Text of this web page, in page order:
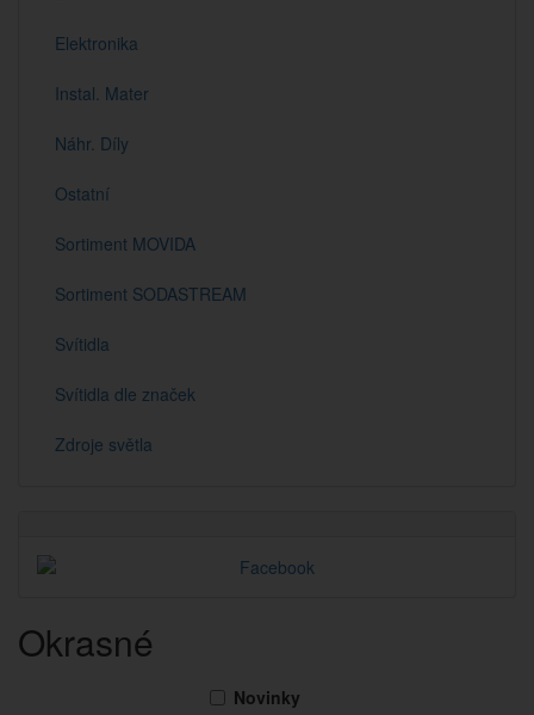
Elektronika
Instal. Mater
Náhr. Díly
Ostatní
Sortiment MOVIDA
Sortiment SODASTREAM
Svítidla
Svítidla dle značek
Zdroje světla
Okrasné
Novinky